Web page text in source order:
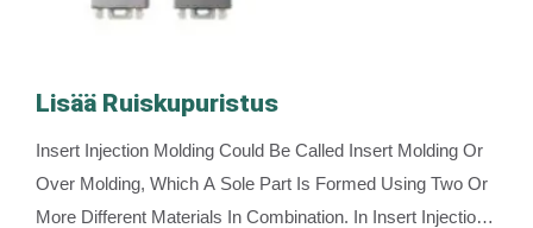
Lisää Ruiskupuristus
Insert Injection Molding Could Be Called Insert Molding Or
Over Molding, Which A Sole Part Is Formed Using Two Or
More Different Materials In Combination. In Insert Injection